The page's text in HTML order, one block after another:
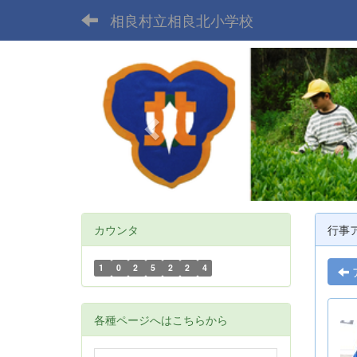
相良村立相良北小学校
p
r
e
v
i
o
u
s
行事
カウンタ
1 0 2 5 2 2 4
各種ページへはこちらから